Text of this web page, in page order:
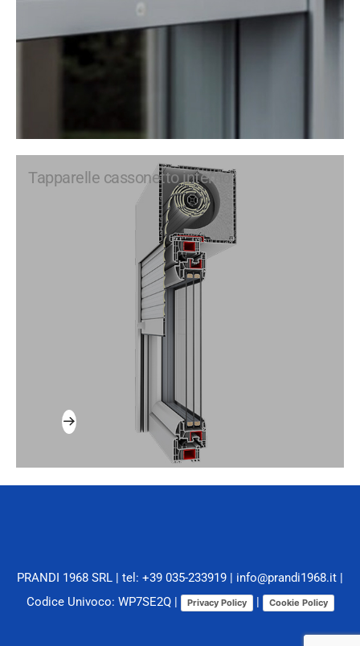
Tapparelle cassonetto interno
PRANDI 1968 SRL | tel: +39 035-233919 info@prandi1968.it
Codice Univoco: WP7SE2Q |
Privacy Policy Cookie Policy